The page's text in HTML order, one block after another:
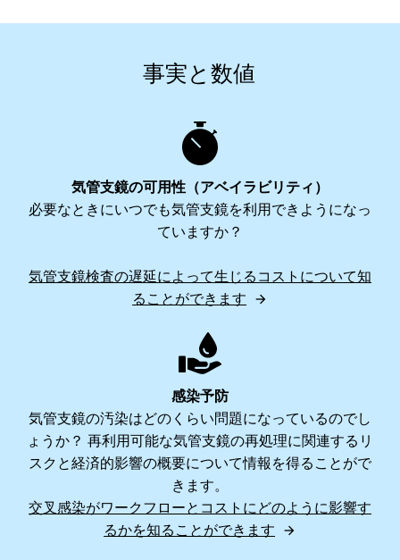
事実と数値
気管支鏡の可用性（アベイラビリティ）
必要なときにいつでも気管支鏡を利用できようになっ
ていますか？
気管支鏡検査の遅延によって生じるコストについて知
ることができます
感染予防
気管支鏡の汚染はどのくらい問題になっているのでし
ょうか？ 再利用可能な気管支鏡の再処理に関連するリ
スクと経済的影響の概要について情報を得ることがで
きます。
交叉感染がワークフローとコストにどのように影響す
るかを知ることができます